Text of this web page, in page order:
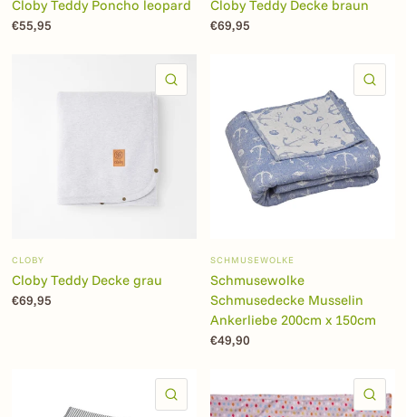
Cloby Teddy Poncho leopard
€55,95
Cloby Teddy Decke braun
€69,95
CLOBY
Cloby Teddy Decke grau
€69,95
SCHMUSEWOLKE
Schmusewolke
Schmusedecke Musselin
Ankerliebe 200cm x 150cm
€49,90
SCHNELLANSICHT